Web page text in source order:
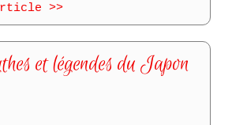
>>
et légendes du Japon